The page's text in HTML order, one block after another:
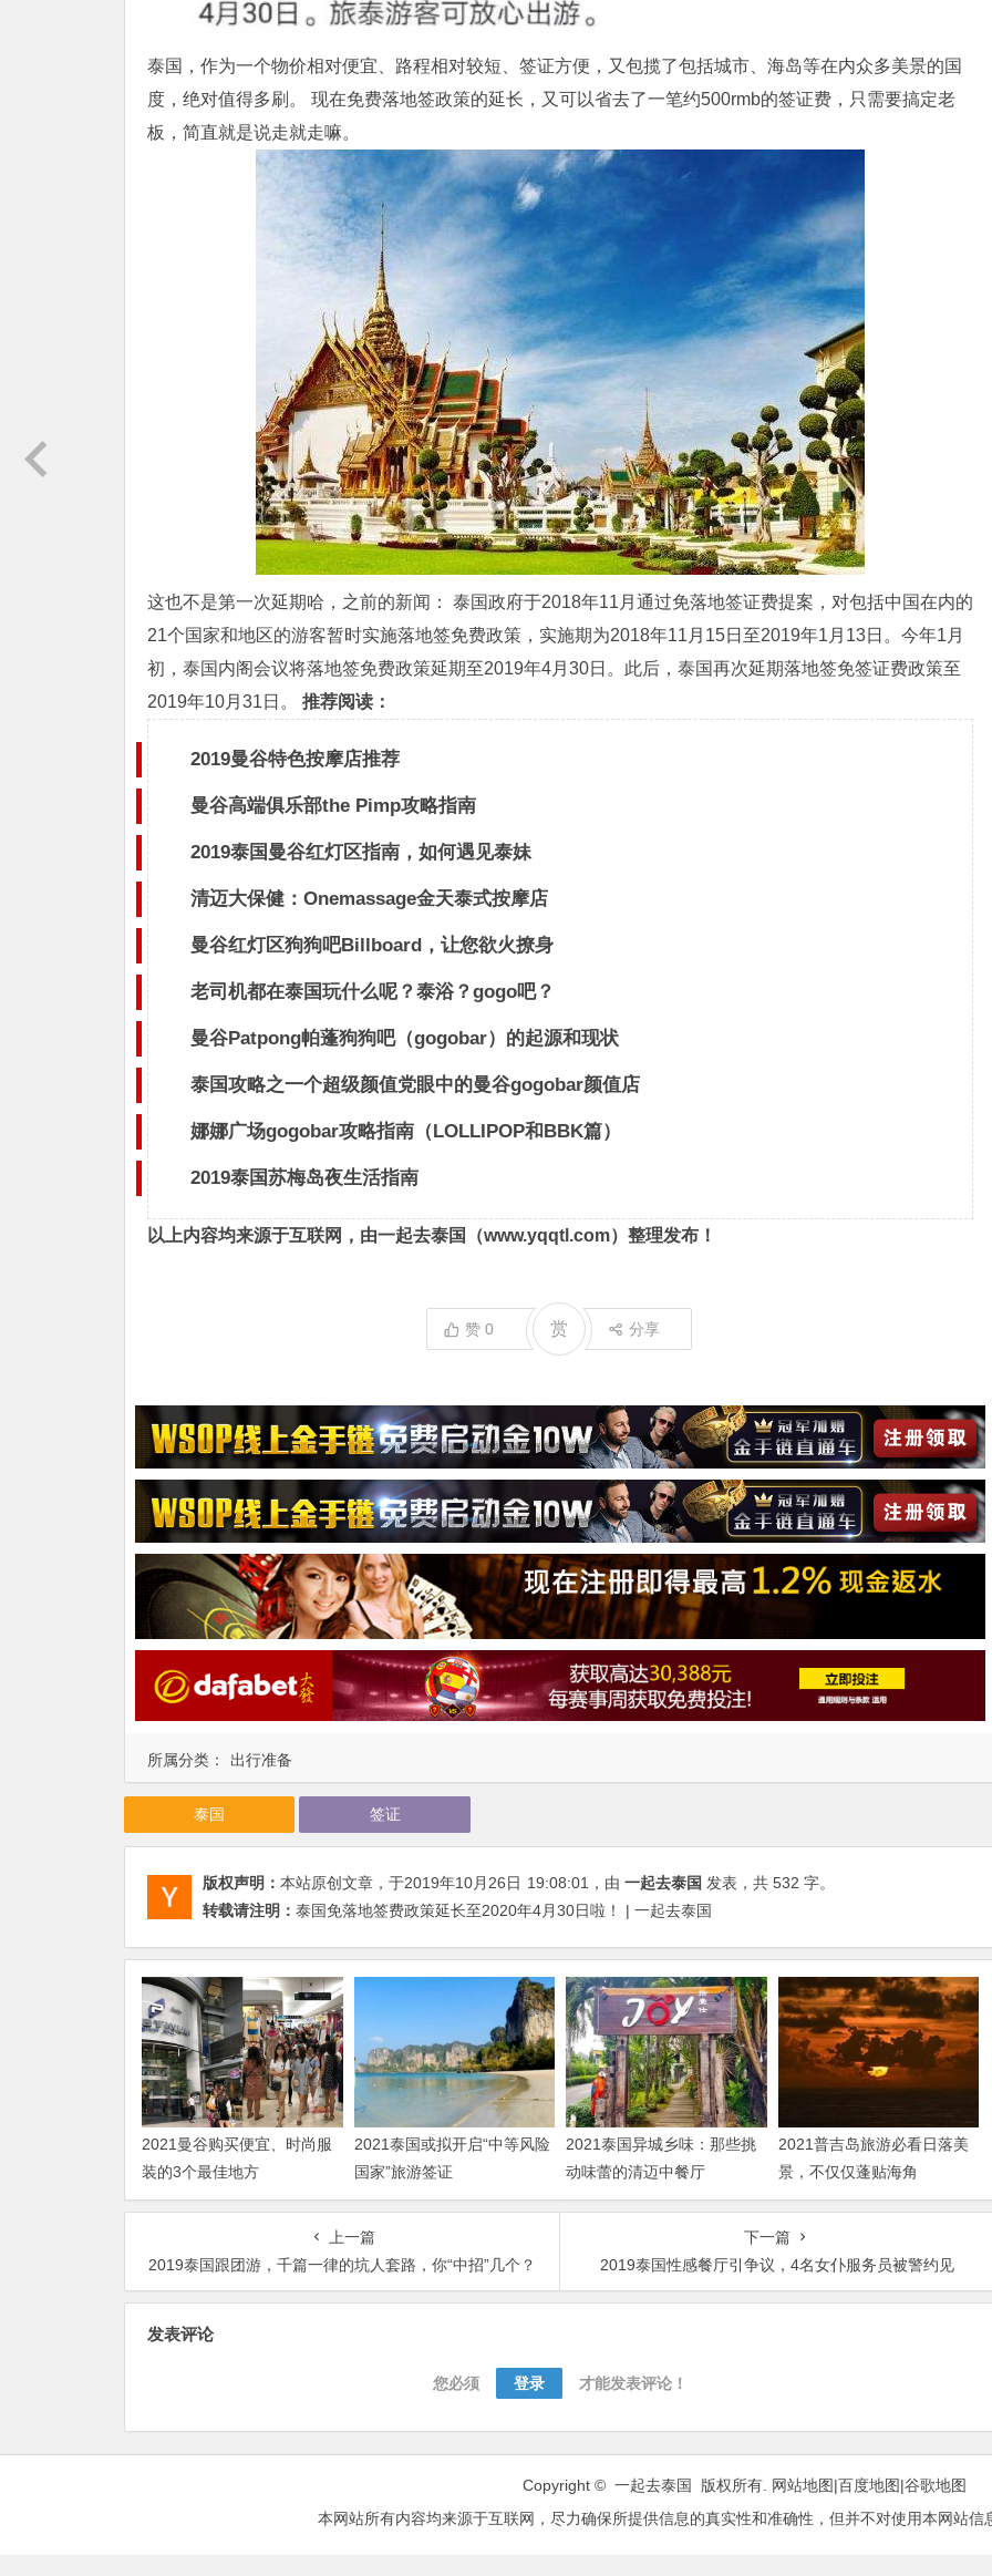
所属分类： 出行准备
泰国，作为一个物价相对便宜、路程相对较短、 签证方便，又包揽了包括城市、海岛等在内众多美景的国
度，绝对值得多刷。 现在免费落地签政策的延长，又可以省去了一笔约500rmb的签证费，只需要搞定老
板，简直就是说走就走嘛。
这也不是第一次延期哈，之前的新闻： 泰国政府于2018年11月通过免落地签证费提案，对包括中国在内的
21个国家和地区的游客暂时实施落地签免费政策，实施期为2018年11月15日至2019年1月13日。今年1月
初，泰国内阁会议将落地签免费政策延期至2019年4月30日。此后，泰国再次延期落地签免签证费政策至
2019年10月31日。 推荐阅读：
2019曼谷特色按摩店推荐
曼谷高端俱乐部the Pimp攻略指南
2019泰国曼谷红灯区指南，如何遇见泰妹
清迈大保健：Onemassage金天泰式按摩店
曼谷红灯区狗狗吧Billboard，让您欲火撩身
老司机都在泰国玩什么呢？泰浴？gogo吧？
曼谷Patpong帕蓬狗狗吧（gogobar）的起源和现状
泰国攻略之一个超级颜值党眼中的曼谷gogobar颜值店
娜娜广场gogobar攻略指南（LOLLIPOP和BBK篇）
2019泰国苏梅岛夜生活指南
以上内容均来源于互联网，由一起去泰国（www.yqqtl.com）整理发布！
赞 0 赏 分享
泰国 签证
版权声明： 本站原创文章，于2019年10月26日 19:08:01 ，由 一起去泰国 发表，共 532 字。
转载请注明： 泰国免落地签费政策延长至2020年4月30日啦！ | 一起去泰国
2021曼谷购买便宜、时尚服
装的3个最佳地方
2021泰国或拟开启“中等风险
国家”旅游签证
2021泰国异城乡味：那些挑
动味蕾的清迈中餐厅
2021普吉岛旅游必看日落美
景，不仅仅蓬贴海角
上一篇
2019泰国跟团游，千篇一律的坑人套路，你“中招”几个？
下一篇
2019泰国性感餐厅引争议，4名女仆服务员被警约见
发表评论
您必须 登录 才能发表评论！
Copyright © 一起去泰国 版权所有. 网站地图|百度地图|谷歌地图
本网站所有内容均来源于互联网，尽力确保所提供信息的真实性和准确性，但并不对使用本网站信